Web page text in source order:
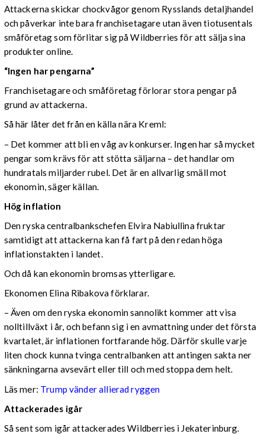
Attackerna skickar chockvågor genom Rysslands detaljhandel
och påverkar inte bara franchisetagare utan även tiotusentals
småföretag som förlitar sig på Wildberries för att sälja sina
produkter online.
“Ingen har pengarna”
Franchisetagare och småföretag förlorar stora pengar på
grund av attackerna.
Så här låter det från en källa nära Kreml:
– Det kommer att bli en våg av konkurser. Ingen har så mycket
pengar som krävs för att stötta säljarna – det handlar om
hundratals miljarder rubel. Det är en allvarlig smäll mot
ekonomin, säger källan.
Hög inflation
Den ryska centralbankschefen Elvira Nabiullina fruktar
samtidigt att attackerna kan få fart på den redan höga
inflationstakten i landet.
Och då kan ekonomin bromsas ytterligare.
Ekonomen Elina Ribakova förklarar.
– Även om den ryska ekonomin sannolikt kommer att visa
nolltillväxt i år, och befann sig i en avmattning under det första
kvartalet, är inflationen fortfarande hög. Därför skulle varje
liten chock kunna tvinga centralbanken att antingen sakta ner
sänkningarna avsevärt eller till och med stoppa dem helt.
Läs mer: Trump vänder allierad ryggen
Attackerades igår
Så sent som igår attackerades Wildberries i Jekaterinburg.